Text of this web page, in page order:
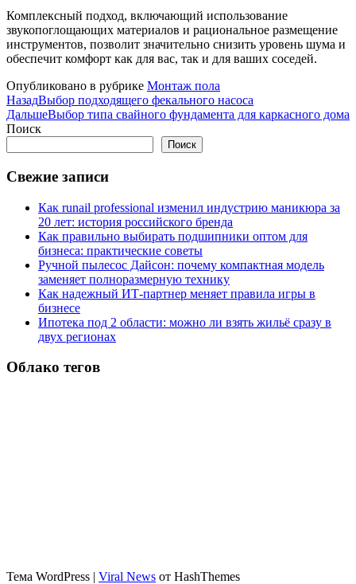
Комплексный подход, включающий использование
звукопоглощающих материалов и рациональное размещение
инструментов, позволит значительно снизить уровень шума и
обеспечит комфорт как для вас, так и для ваших соседей.
Опубликовано в рубрике Монтаж пола
НазадВыбор подходящего фекального насоса
ДальшеВыбор типа свайного фундамента для каркасного дома
Поиск
Поиск
Свежие записи
Как runail professional изменил индустрию маникюра за
20 лет: история российского бренда
Как правильно выбирать подшипники оптом для
бизнеса: практические советы
Ручной пылесос Дайсон: почему компактная модель
заменяет полноразмерную технику
Как надежный ИТ-партнер меняет правила игры в
бизнесе
Ипотека под 2 области: можно ли взять жильё сразу в
двух регионах
Облако тегов
Тема WordPress | Viral News от HashThemes